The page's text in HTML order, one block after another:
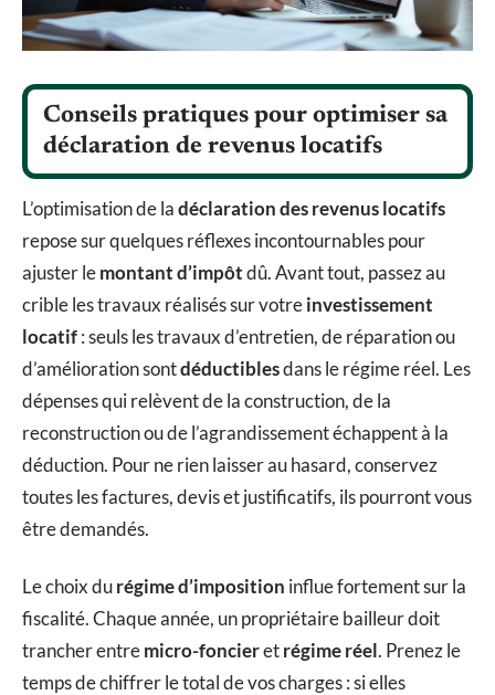
Conseils pratiques pour optimiser sa
déclaration de revenus locatifs
L’optimisation de ladéclaration des revenus locatifs
repose sur quelques réflexes incontournables pour
ajuster lemontant d’impôtdû. Avant tout, passez au
crible les travaux réalisés sur votreinvestissement
locatif: seuls les travaux d’entretien, de réparation ou
d’amélioration sontdéductiblesdans le régime réel. Les
dépenses qui relèvent de la construction, de la
reconstruction ou de l’agrandissement échappent à la
déduction. Pour ne rien laisser au hasard, conservez
toutes les factures, devis et justificatifs, ils pourront vous
être demandés.
Le choix durégime d’imposition influe fortement sur la
fiscalité. Chaque année, un propriétaire bailleur doit
trancher entremicro-foncieretrégime réel. Prenez le
temps de chiffrer le total de vos charges : si elles